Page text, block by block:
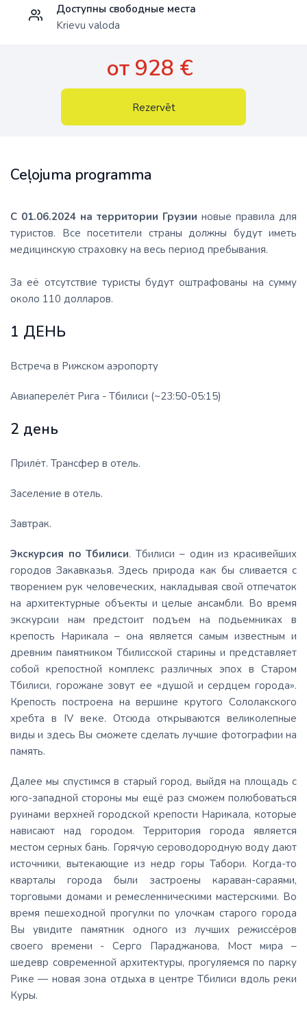
Ceļojuma programma
С 01.06.2024 на территории Грузии новые правила для
туристов. Все посетители страны должны будут иметь
медицинскую страховку на весь период пребывания.
За её отсутствие туристы будут оштрафованы на сумму
около 110 долларов.
1 ДЕНЬ
Встреча в Рижском аэропорту
Авиаперелёт Рига - Тбилиси (~23:50-05:15)
2 день
Прилёт. Трансфер в отель.
Заселение в отель.
Завтрак.
Экскурсия по Тбилиси. Тбилиси – один из красивейших
городов Закавказья. Здесь природа как бы сливается с
творением рук человеческих, накладывая свой отпечаток
на архитектурные объекты и целые ансамбли. Во время
экскурсии нам предстоит подъем на подьемниках в
крепость Нарикала – она является самым известным и
древним памятником Тбилисской старины и представляет
собой крепостной комплекс различных эпох в Старом
Тбилиси, горожане зовут ее «душой и сердцем города».
Крепость построена на вершине крутого Сололакского
хребта в IV веке. Отсюда открываются великолепные
виды и здесь Вы сможете сделать лучшие фотографии на
память.
Далее мы спустимся в старый город, выйдя на площадь с
юго-западной стороны мы ещё раз сможем полюбоваться
руинами верхней городской крепости Нарикала, которые
нависают над городом. Территория города является
местом серных бань. Горячую сероводородную воду дают
источники, вытекающие из недр горы Табори. Когда-то
кварталы города были застроены караван-сараями,
торговыми домами и ремесленническими мастерскими. Во
время пешеходной прогулки по улочкам старого города
Вы увидите памятник одного из лучших режиссёров
своего времени - Серго Параджанова, Мост мира –
шедевр современной архитектуры, прогуляемся по парку
Рике — новая зона отдыха в центре Тбилиси вдоль реки
Куры.
Доступны свободные места
Krievu valoda
от 928 €
Rezervēt